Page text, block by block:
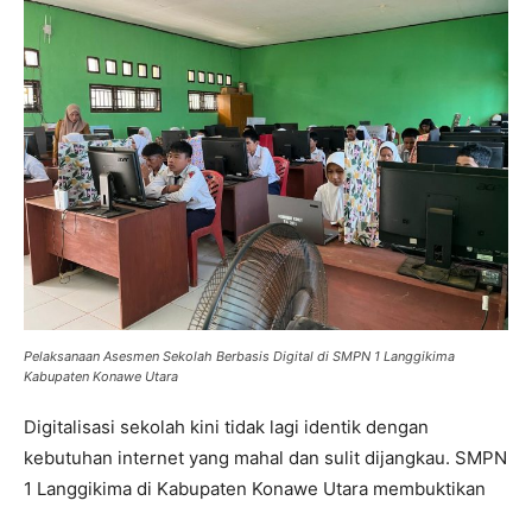
Pelaksanaan Asesmen Sekolah Berbasis Digital di SMPN 1 Langgikima
Kabupaten Konawe Utara
Digitalisasi sekolah kini tidak lagi identik dengan
kebutuhan internet yang mahal dan sulit dijangkau. SMPN
1 Langgikima di Kabupaten Konawe Utara membuktikan